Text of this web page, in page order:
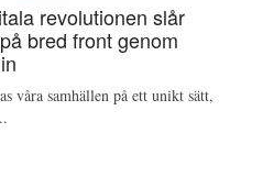
revolutionen slår
bred front genom
våra samhällen på ett unikt sätt,